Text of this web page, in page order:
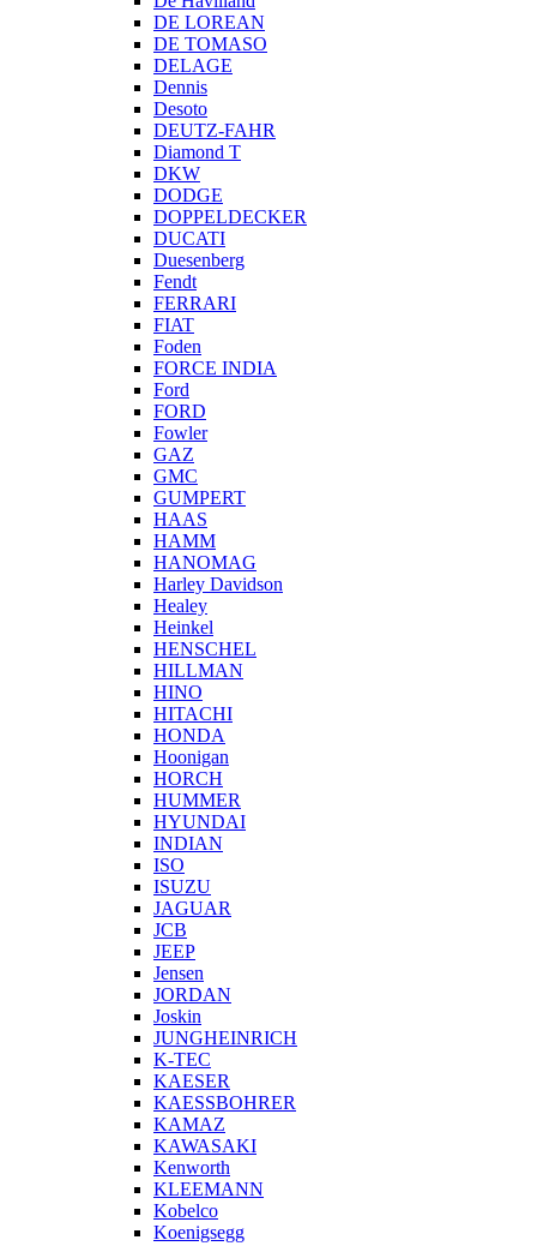
DE LOREAN
DE TOMASO
DELAGE
Dennis
Desoto
DEUTZ-FAHR
Diamond T
DKW
DODGE
DOPPELDECKER
DUCATI
Duesenberg
Fendt
FERRARI
FIAT
Foden
FORCE INDIA
Ford
FORD
Fowler
GAZ
GMC
GUMPERT
HAAS
HAMM
HANOMAG
Harley Davidson
Healey
Heinkel
HENSCHEL
HILLMAN
HINO
HITACHI
HONDA
Hoonigan
HORCH
HUMMER
HYUNDAI
INDIAN
ISO
ISUZU
JAGUAR
JCB
JEEP
Jensen
JORDAN
Joskin
JUNGHEINRICH
K-TEC
KAESER
KAESSBOHRER
KAMAZ
KAWASAKI
Kenworth
KLEEMANN
Kobelco
Koenigsegg